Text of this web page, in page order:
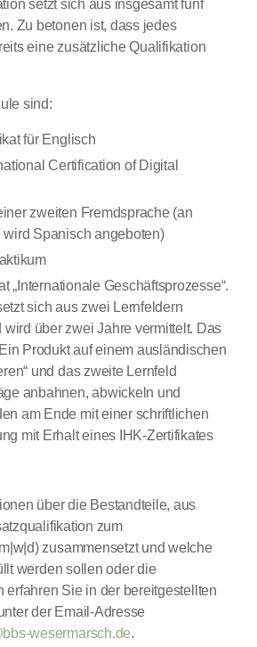
setzt sich aus insgesamt fünf
Zu betonen ist, dass jedes
eine zusätzliche Qualifikation
sind:
für Englisch
Certification of Digital
zweiten Fremdsprache (an
wird Spanisch angeboten)
„Internationale Geschäftsprozesse“.
sich aus zwei Lernfeldern
wird über zwei Jahre vermittelt. Das
Produkt auf einem ausländischen
und das zweite Lernfeld
anbahnen, abwickeln und
am Ende mit einer schriftlichen
mit Erhalt eines IHK-Zertifikates
über die Bestandteile, aus
zum
zusammensetzt und welche
werden sollen oder die
erfahren Sie in der bereitgestellten
der Email-Adresse
wesermarsch.de.